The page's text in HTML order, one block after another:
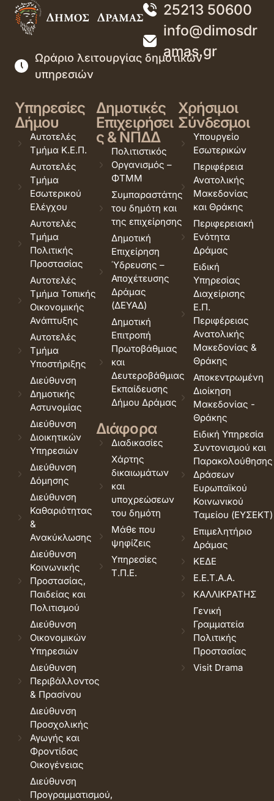
25213 50600
info@dimosdr
amas.gr
Ωράριο λειτουργίας δημοτικών
υπηρεσιών
Υπηρεσίες
Δήμου
Αυτοτελές
Τμήμα Κ.Ε.Π.
Αυτοτελές
Τμήμα
Εσωτερικού
Ελέγχου
Αυτοτελές
Τμήμα
Πολιτικής
Προστασίας
Αυτοτελές
Τμήμα Τοπικής
Οικονομικής
Ανάπτυξης
Αυτοτελές
Τμήμα
Υποστήριξης
Διεύθυνση
Δημοτικής
Αστυνομίας
Διεύθυνση
Διοικητικών
Υπηρεσιών
Διεύθυνση
Δόμησης
Διεύθυνση
Καθαριότητας
&
Ανακύκλωσης
Διεύθυνση
Κοινωνικής
Προστασίας,
Παιδείας και
Πολιτισμού
Διεύθυνση
Οικονομικών
Υπηρεσιών
Διεύθυνση
Περιβάλλοντος
& Πρασίνου
Διεύθυνση
Προσχολικής
Αγωγής και
Φροντίδας
Οικογένειας
Διεύθυνση
Προγραμματισμού,
Δημοτικές
Επιχειρήσει
ς & ΝΠΔΔ
Πολιτιστικός
Οργανισμός –
ΦΤΜΜ
Συμπαραστάτης
του δημότη και
της επιχείρησης
Δημοτική
Επιχείρηση
Ύδρευσης –
Αποχέτευσης
Δράμας
(ΔΕΥΑΔ)
Δημοτική
Επιτροπή
Πρωτοβάθμιας
και
Δευτεροβάθμιας
Εκπαίδευσης
Δήμου Δράμας
Διάφορα
Διαδικασίες
Χάρτης
δικαιωμάτων
και
υποχρεώσεων
του δημότη
Μάθε που
ψηφίζεις
Υπηρεσίες
Τ.Π.Ε.
Χρήσιμοι
Σύνδεσμοι
Υπουργείο
Εσωτερικών
Περιφέρεια
Ανατολικής
Μακεδονίας
και Θράκης
Περιφερειακή
Ενότητα
Δράμας
Ειδική
Υπηρεσίας
Διαχείρισης
Ε.Π.
Περιφέρειας
Ανατολικής
Μακεδονίας &
Θράκης
Αποκεντρωμένη
Διοίκηση
Μακεδονίας -
Θράκης
Ειδική Υπηρεσία
Συντονισμού και
Παρακολούθησης
Δράσεων
Ευρωπαϊκού
Κοινωνικού
Ταμείου (ΕΥΣΕΚΤ)
Επιμελητήριο
Δράμας
ΚΕΔΕ
Ε.Ε.Τ.Α.Α.
ΚΑΛΛΙΚΡΑΤΗΣ
Γενική
Γραμματεία
Πολιτικής
Προστασίας
Visit Drama